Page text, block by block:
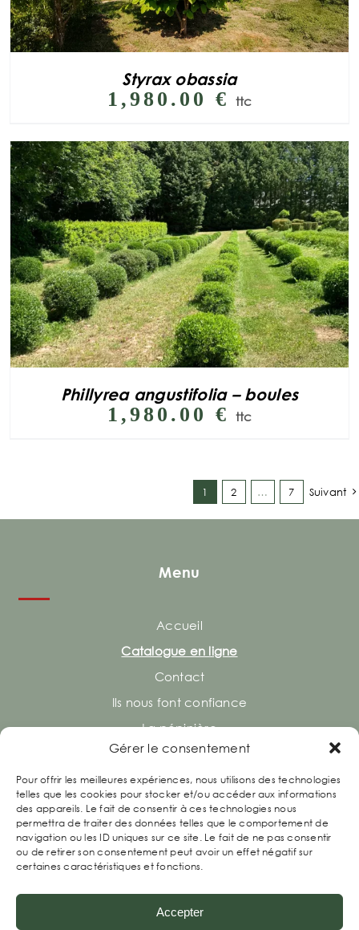
Gérer le consentement
Pour offrir les meilleures expériences, nous utilisons des technologies
telles que les cookies pour stocker et/ou accéder aux informations
des appareils. Le fait de consentir à ces technologies nous
permettra de traiter des données telles que le comportement de
navigation ou les ID uniques sur ce site. Le fait de ne pas consentir
ou de retirer son consentement peut avoir un effet négatif sur
certaines caractéristiques et fonctions.
Accepter
Styrax obassia
1,980.00 € ttc
Phillyrea angustifolia – boules
1,980.00 € ttc
1 2 … 7 Suivant
Menu
Accueil
Catalogue en ligne
Contact
Ils nous font confiance
La pépinière
Retrouvez-nous